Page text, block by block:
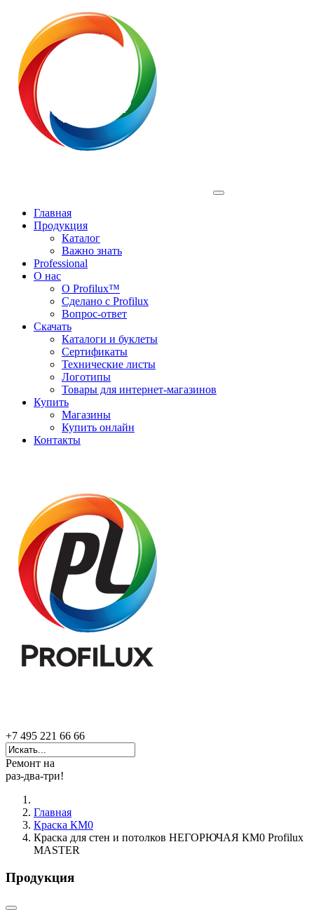
Главная
Продукция
Каталог
Важно знать
Professional
О нас
О Profilux™
Сделано с Profilux
Вопрос-ответ
Скачать
Каталоги и буклеты
Сертификаты
Технические листы
Логотипы
Товары для интернет-магазинов
Купить
Магазины
Купить онлайн
Контакты
+7 495 221 66 66
Ремонт на
раз-два-три!
Главная
Краска КМ0
Краска для стен и потолков НЕГОРЮЧАЯ КМ0 Profilux
MASTER
Продукция